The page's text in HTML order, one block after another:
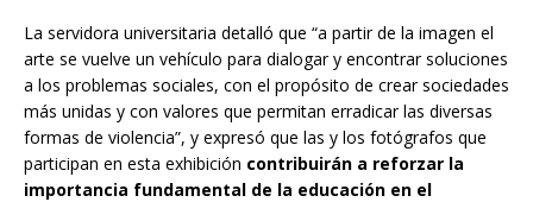
La servidora universitaria detalló que “a partir de la imagen el
arte se vuelve un vehículo para dialogar y encontrar soluciones
a los problemas sociales, con el propósito de crear sociedades
más unidas y con valores que permitan erradicar las diversas
formas de violencia”, y expresó que las y los fotógrafos que
participan en esta exhibición contribuirán a reforzar la
importancia fundamental de la educación en el